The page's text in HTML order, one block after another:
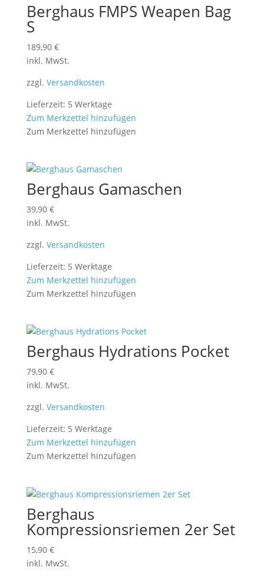
Berghaus FMPS Weapen Bag
S
189,90 €
inkl. MwSt.
zzgl. Versandkosten
Lieferzeit: 5 Werktage
Zum Merkzettel hinzufügen
Zum Merkzettel hinzufügen
Berghaus Gamaschen
39,90 €
inkl. MwSt.
zzgl. Versandkosten
Lieferzeit: 5 Werktage
Zum Merkzettel hinzufügen
Zum Merkzettel hinzufügen
Berghaus Hydrations Pocket
79,90 €
inkl. MwSt.
zzgl. Versandkosten
Lieferzeit: 5 Werktage
Zum Merkzettel hinzufügen
Zum Merkzettel hinzufügen
Berghaus
Kompressionsriemen 2er Set
15,90 €
inkl. MwSt.